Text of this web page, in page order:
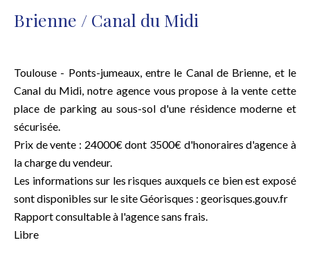
Brienne / Canal du Midi
Toulouse - Ponts-jumeaux, entre le Canal de Brienne, et le
Canal du Midi, notre agence vous propose à la vente cette
place de parking au sous-sol d'une résidence moderne et
sécurisée.
Prix de vente : 24000€ dont 3500€ d'honoraires d'agence à
la charge du vendeur.
Les informations sur les risques auxquels ce bien est exposé
sont disponibles sur le site Géorisques : georisques.gouv.fr
Rapport consultable à l'agence sans frais.
Libre